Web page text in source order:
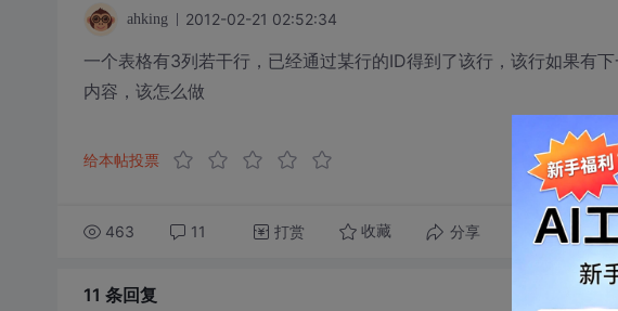
ahking 2012-02-21 02:52:34
一个表格有3列若干行，已经通过某行的ID得到了该行，该行如果有
内容，该怎么做
给本帖投票
463 11 打赏 收藏 分享 转发到动态
11 条回复